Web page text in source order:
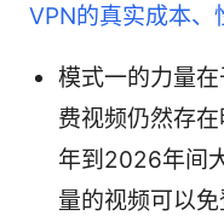
VPN的真实成本、
模式一的力量
费视频仍然存
年到2026年间
量的视频可以